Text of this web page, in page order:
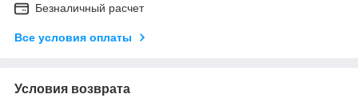
Безналичный расчет
Все условия оплаты
Условия возврата